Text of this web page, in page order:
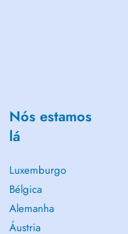
Nós estamos
lá
Luxemburgo
Bélgica
Alemanha
Áustria